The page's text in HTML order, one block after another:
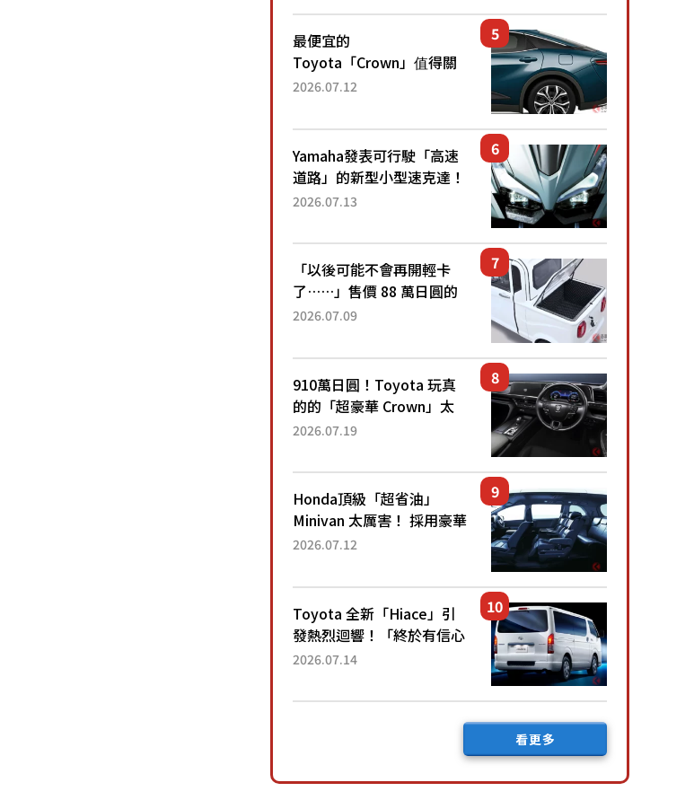
還推出467萬元日圓起的5
人座版...
最便宜的
Toyota「Crown」值得關
注！ 搭載4WD、每公升
眼！ 配備豐富、超越售價
水準，堪稱高CP值代表的
「...
2026.07.12
Yamaha發表可行駛「高速
道路」的新型小型速克達！
搭載能享受超強勁「渦輪
高階「Super Sport」車款
相同的...
2026.07.13
「以後可能不會再開輕卡
了……」售價 88 萬日圓的
「超迷你輕型貨車」引發兩
100 公里！」「免驗車真的
太棒了！...
2026.07.09
910萬日圓！Toyota 玩真
的的「超豪華 Crown」太
厲害了！採用由「匠人技
運動化「底盤設定」！還配
備專屬豪華...
2026.07.19
Honda頂級「超省油」
Minivan 太厲害！ 採用豪華
「真皮座椅」與專屬「黑色
公里，兼具優異節能表現與
舒適「三...
2026.07.12
Toyota 全新「Hiace」引
發熱烈迴響！「終於有信心
下訂了！」「哪個等級交車
後竟然還要等「超過半年」
2026.07.14
看更多